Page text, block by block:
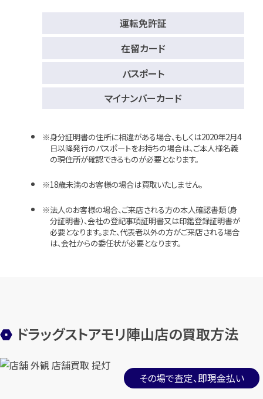
運転免許証
在留カード
パスポート
マイナンバーカード
身分証明書の住所に相違がある場合、もしくは2020年2月4
日以降発行のパスポートをお持ちの場合は、ご本人様名義
の現住所が確認できるものが必要となります。
18歳未満のお客様の場合は買取いたしません。
法人のお客様の場合、ご来店される方の本人確認書類（身
分証明書）、会社の登記事項証明書又は印鑑登録証明書が
必要となります。また、代表者以外の方がご来店される場合
は、会社からの委任状が必要となります。
ドラッグストアモリ陣山店の買取方法
その場で査定、即現金払い